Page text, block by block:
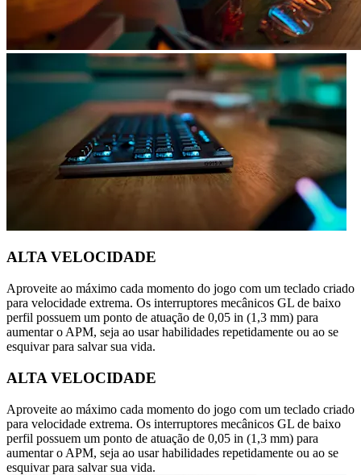
ALTA VELOCIDADE
Aproveite ao máximo cada momento do jogo com um teclado criado
para velocidade extrema. Os interruptores mecânicos GL de baixo
perfil possuem um ponto de atuação de 0,05 in (1,3 mm) para
aumentar o APM, seja ao usar habilidades repetidamente ou ao se
esquivar para salvar sua vida.
ALTA VELOCIDADE
Aproveite ao máximo cada momento do jogo com um teclado criado
para velocidade extrema. Os interruptores mecânicos GL de baixo
perfil possuem um ponto de atuação de 0,05 in (1,3 mm) para
aumentar o APM, seja ao usar habilidades repetidamente ou ao se
esquivar para salvar sua vida.